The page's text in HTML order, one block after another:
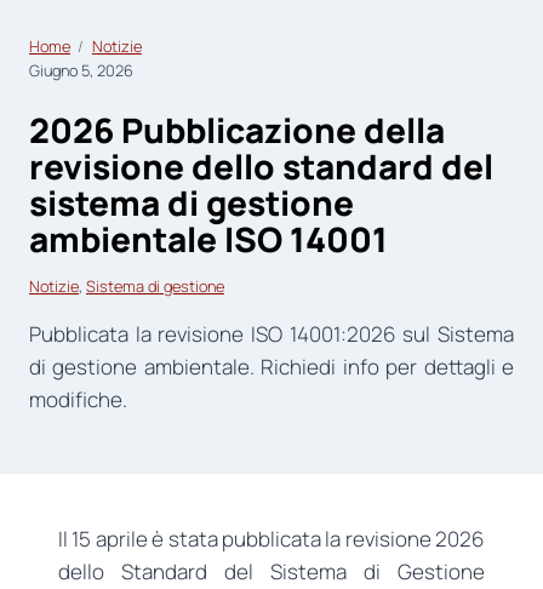
Home
Notizie
Giugno 5, 2026
2026 Pubblicazione della
revisione dello standard del
sistema di gestione
ambientale ISO 14001
Notizie, Sistema di gestione
Pubblicata la revisione ISO 14001:2026 sul Sistema
di gestione ambientale. Richiedi info per dettagli e
modifiche.
Il 15 aprile è stata pubblicata la revisione 2026
dello Standard del Sistema di Gestione